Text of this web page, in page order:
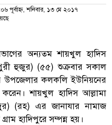
পূর্বাহ্ন, শনিবার, ১৩ মে ২০১৭
অন্যতম শায়খুল হাদিস
হুজুর) (৫৫) শুক্রবার সকাল
উপজেলার কলকলি ইউনিয়নের
করেন। শায়খুল হাদিস আল্লামা
(রহ) এর জানাযার নামাজ
হাদিপুরে সম্পন্ন হয়।